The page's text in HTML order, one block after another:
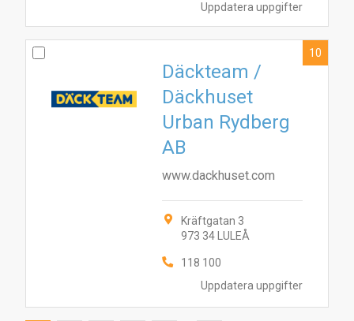
Uppdatera uppgifter
Uppdatera uppgifter
Däckteam /
Däckhuset
Urban Rydberg
AB
www.dackhuset.com
Kräftgatan 3
973 34 LULEÅ
118 100
10